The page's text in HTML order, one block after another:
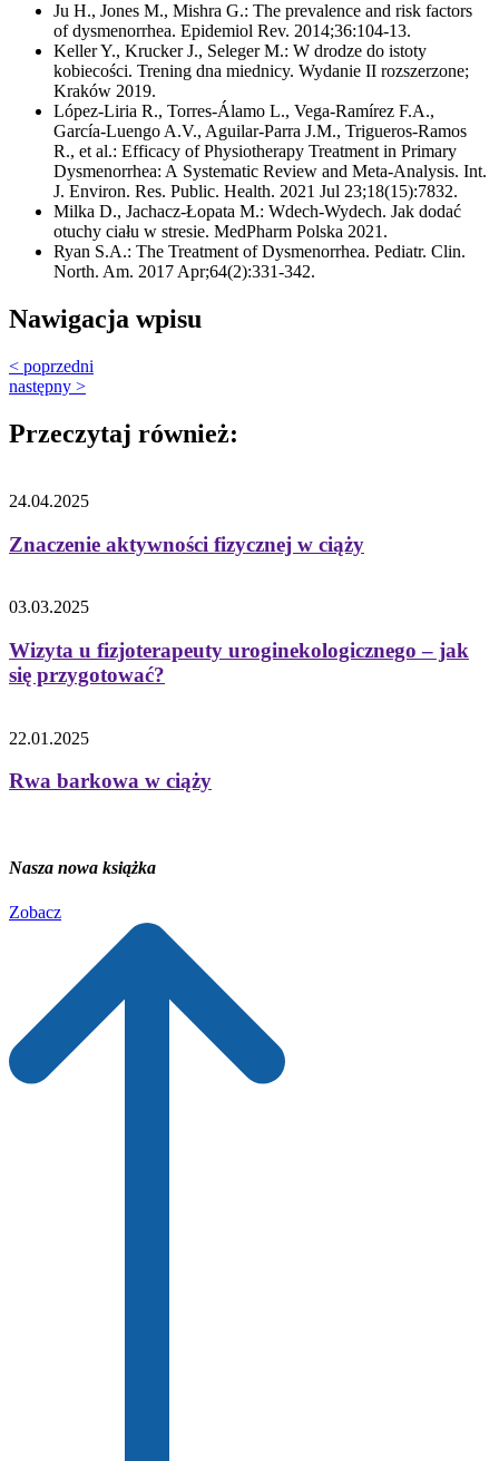
Ju H., Jones M., Mishra G.: The prevalence and risk factors
of dysmenorrhea. Epidemiol Rev. 2014;36:104-13.
Keller Y., Krucker J., Seleger M.: W drodze do istoty
kobiecości. Trening dna miednicy. Wydanie II rozszerzone;
Kraków 2019.
López-Liria R., Torres-Álamo L., Vega-Ramírez F.A.,
García-Luengo A.V., Aguilar-Parra J.M., Trigueros-Ramos
R., et al.: Efficacy of Physiotherapy Treatment in Primary
Dysmenorrhea: A Systematic Review and Meta-Analysis. Int.
J. Environ. Res. Public. Health. 2021 Jul 23;18(15):7832.
Milka D., Jachacz-Łopata M.: Wdech-Wydech. Jak dodać
otuchy ciału w stresie. MedPharm Polska 2021.
Ryan S.A.: The Treatment of Dysmenorrhea. Pediatr. Clin.
North. Am. 2017 Apr;64(2):331-342.
Nawigacja wpisu
< poprzedni
następny >
Przeczytaj również:
24.04.2025
Znaczenie aktywności fizycznej w ciąży
03.03.2025
Wizyta u fizjoterapeuty uroginekologicznego – jak
się przygotować?
22.01.2025
Rwa barkowa w ciąży
Nasza nowa książka
Zobacz